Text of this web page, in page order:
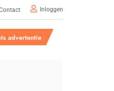
Inloggen
advertentie